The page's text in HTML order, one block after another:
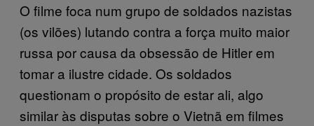
O filme foca num grupo de soldados nazistas
(os vilões) lutando contra a força muito maior
russa por causa da obsessão de Hitler em
tomar a ilustre cidade. Os soldados
questionam o propósito de estar ali, algo
similar às disputas sobre o Vietnã em filmes